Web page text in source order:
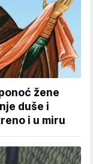
žene
duše i
i u miru